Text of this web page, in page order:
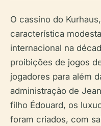
O cassino do
característica
internacional na
proibições de jogos
jogadores para além
administração de
filho Édouard, os
foram criados, com